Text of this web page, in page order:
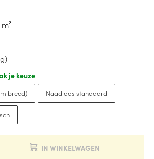
m²
je keuze
breed) Naadloos standaard
IN WINKELWAGEN